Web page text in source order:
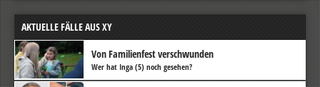
AKTUELLE FÄLLE AUS XY
Von Familienfest verschwunden
Wer hat Inga (5) noch gesehen?